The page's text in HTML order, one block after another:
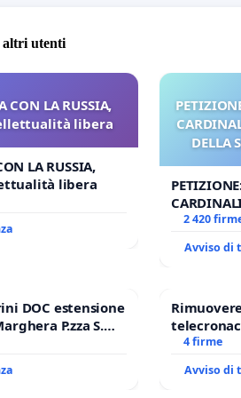
altri utenti
CON LA RUSSIA,
libera
LA RUSSIA,
libera
DELLA
DELLA
2 420
Avviso di
DOC estensione
P.zza S.
Marco Polo
4 firme
Avviso di